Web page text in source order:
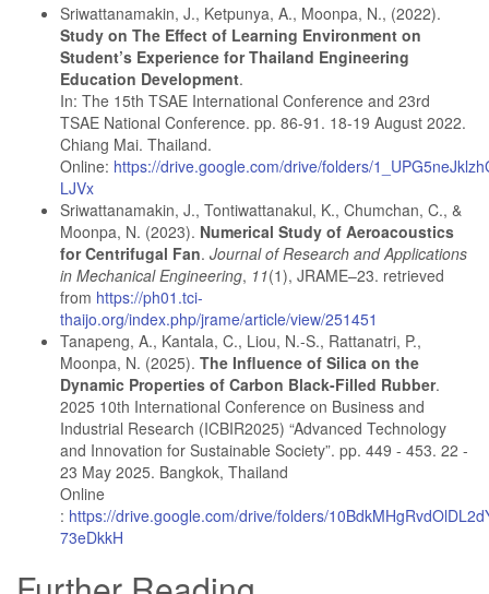
Sriwattanamakin, J., Ketpunya, A., Moonpa, N., (2022).
Study on The Effect of Learning Environment on
Student’s Experience for Thailand Engineering
Education Development.
In: The 15th TSAE International Conference and 23rd
TSAE National Conference. pp. 86-91. 18-19 August 2022.
Chiang Mai. Thailand.
Online: https://drive.google.com/drive/folders/
LJVx
Sriwattanamakin, J., Tontiwattanakul, K., Chumchan, C., &
Moonpa, N. (2023). Numerical Study of Aeroacoustics
for Centrifugal Fan. Journal of Research and Applications
in Mechanical Engineering, 11(1), JRAME–23. retrieved
from https://ph01.tci-
thaijo.org/index.php/jrame/article/view/251451
Tanapeng, A., Kantala, C., Liou, N.-S., Rattanatri, P.,
Moonpa, N. (2025). The Influence of Silica on the
Dynamic Properties of Carbon Black-Filled Rubber.
2025 10th International Conference on Business and
Industrial Research (ICBIR2025) “Advanced Technology
and Innovation for Sustainable Society”. pp. 449 - 453. 22 -
23 May 2025. Bangkok, Thailand
Online
: https://drive.google.com/drive/folders/
73eDkkH